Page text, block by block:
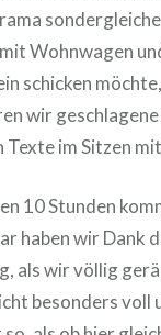
Wohnwagen
schicken
wir
im Sitzen
10 Stunden
haben wir Dank
als wir völlig
besonders